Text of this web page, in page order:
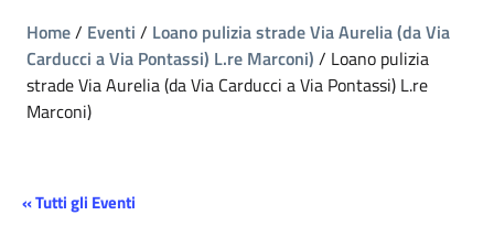
Home/ Eventi / Loano pulizia strade Via Aurelia (da Via
Carducci a Via Pontassi) L.re Marconi) / Loano pulizia
strade Via Aurelia (da Via Carducci a Via Pontassi) L.re
Marconi)
« Tutti gli Eventi